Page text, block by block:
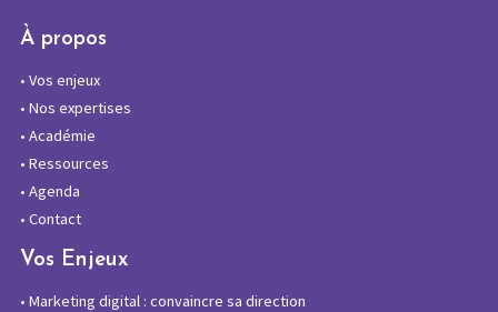
À propos
• Vos enjeux
• Nos expertises
• Académie
• Ressources
• Agenda
• Contact
Vos Enjeux
• Marketing digital : convaincre sa direction